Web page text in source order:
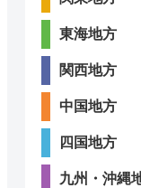
局指定
4.1
（198件）
東海地方
関西地方
中国地方
四国地方
九州・沖縄